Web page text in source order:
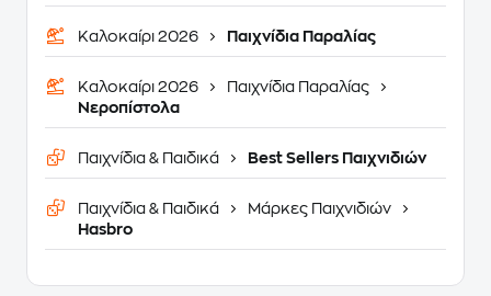
Καλοκαίρι 2026 Παιχνίδια Παραλίας
Καλοκαίρι 2026
Παιχνίδια Παραλίας
Νεροπίστολα
Παιχνίδια & Παιδικά Best Sellers Παιχνιδιών
Παιχνίδια & Παιδικά
Μάρκες Παιχνιδιών
Hasbro